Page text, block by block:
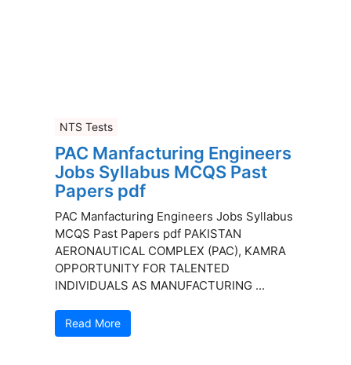
NTS Tests
PAC Manfacturing Engineers
Jobs Syllabus MCQS Past
Papers pdf
PAC Manfacturing Engineers Jobs Syllabus
MCQS Past Papers pdf PAKISTAN
AERONAUTICAL COMPLEX (PAC), KAMRA
OPPORTUNITY FOR TALENTED
INDIVIDUALS AS MANUFACTURING ...
Read More